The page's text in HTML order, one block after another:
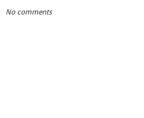
No comments